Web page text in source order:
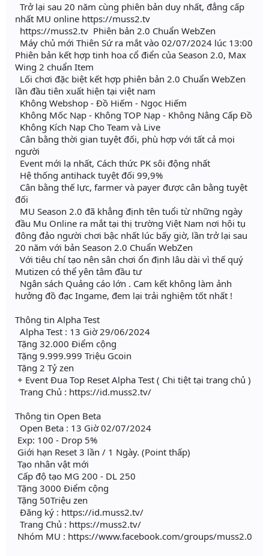
Trở lại sau 20 năm cùng phiên bản duy nhất, đẳng cấp
nhất MU online https://muss2.tv
https://muss2.tv Phiên bản 2.0 Chuẩn WebZen
Máy chủ mới Thiên Sứ ra mắt vào 02/07/2024 lúc 13:00
Phiên bản kết hợp tinh hoa cổ điển của Season 2.0, Max
Wing 2 chuẩn Item
Lối chơi đặc biệt kết hợp phiên bản 2.0 Chuẩn WebZen
lần đầu tiên xuất hiện tại việt nam
Không Webshop - Đồ Hiếm - Ngọc Hiếm
Không Mốc Nạp - Không TOP Nạp - Không Nâng Cấp Đồ
Không Kích Nạp Cho Team và Live
Cân bằng thời gian tuyệt đối, phù hợp với tất cả mọi
người
Event mới lạ nhất, Cách thức PK sôi động nhất
Hệ thống antihack tuyệt đối 99,9%
Cân bằng thế lực, farmer và payer được cân bằng tuyệt
đối
MU Season 2.0 đã khẳng định tên tuổi từ những ngày
đầu Mu Online ra mắt tại thị trường Việt Nam nơi hội tụ
đông đảo người chơi bậc nhất lúc bấy giờ, lần trở lại sau
20 năm với bản Season 2.0 Chuẩn WebZen
Với tiêu chí tạo nên sân chơi ổn định lâu dài vì thế quý
Mutizen có thể yên tâm đầu tư
Ngân sách Quảng cáo lớn . Cam kết không làm ảnh
hưởng đồ đạc Ingame, đem lại trải nghiệm tốt nhất !
Thông tin Alpha Test
Alpha Test : 13 Giờ 29/06/2024
Tặng 32.000 Điểm cộng
Tặng 9.999.999 Triệu Gcoin
Tặng 2 Tỷ zen
+ Event Đua Top Reset Alpha Test ( Chi tiệt tại trang chủ )
Trang Chủ : https://id.muss2.tv/
Thông tin Open Beta
Open Beta : 13 Giờ 02/07/2024
Exp: 100 - Drop 5%
Giới hạn Reset 3 lần / 1 Ngày. (Point thấp)
Tạo nhân vật mới
Cấp độ tạo MG 200 - DL 250
Tặng 3000 Điểm cộng
Tặng 50Triệu zen
Đăng ký : https://id.muss2.tv/
Trang Chủ : https://muss2.tv/
Nhóm MU : https://www.facebook.com/groups/muss2.0